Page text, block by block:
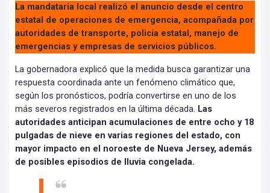
La mandataria local realizó el anuncio desde el centro
estatal de operaciones de emergencia, acompañada por
autoridades de transporte, policía estatal, manejo de
emergencias y empresas de servicios públicos.
La gobernadora explicó que la medida busca garantizar una
respuesta coordinada ante un fenómeno climático que,
según los pronósticos, podría convertirse en uno de los
más severos registrados en la última década. Las
autoridades anticipan acumulaciones de entre ocho y 18
pulgadas de nieve en varias regiones del estado, con
mayor impacto en el noroeste de Nueva Jersey, además
de posibles episodios de lluvia congelada.